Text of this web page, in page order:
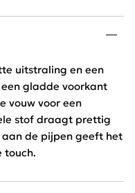
uitstraling en een
gladde voorkant
vouw voor een
stof draagt prettig
de pijpen geeft het
touch.